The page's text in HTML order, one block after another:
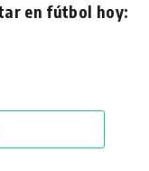
en fútbol hoy: